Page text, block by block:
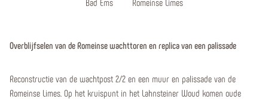
Overblijfselen van de Romeinse wachttoren en replica van een palissade
Reconstructie van de wachtpost 2/2 en een muur en palissade van de
Romeinse Limes. Op het kruispunt in het Lahnsteiner Woud komen oude